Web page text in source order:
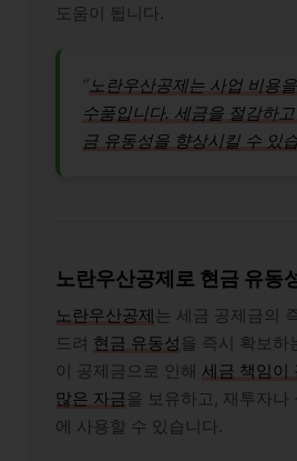
도움이 됩니다.
“ 노란우산공제는 사업 비용
수품입니다. 세금을 절감하
금 유동성을 향상시킬 수 있
노란우산공제로 현금 유동
노란우산공제는 세금 공제금의
드려 현금 유동성을 즉시 확보하
이 공제금으로 인해 세금 책임이
많은 자금을 보유하고, 재투자나
에 사용할 수 있습니다.